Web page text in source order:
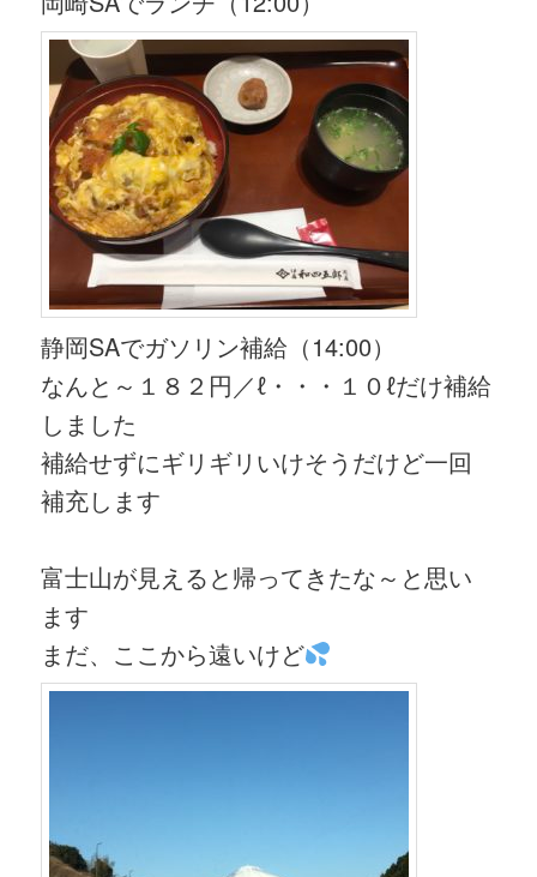
静岡SAでガソリン補給（14:00）
なんと～１８２円／ℓ・・・１０ℓだけ補給
しました
補給せずにギリギリいけそうだけど一回
補充します
富士山が見えると帰ってきたな～と思い
ます
まだ、ここから遠いけど